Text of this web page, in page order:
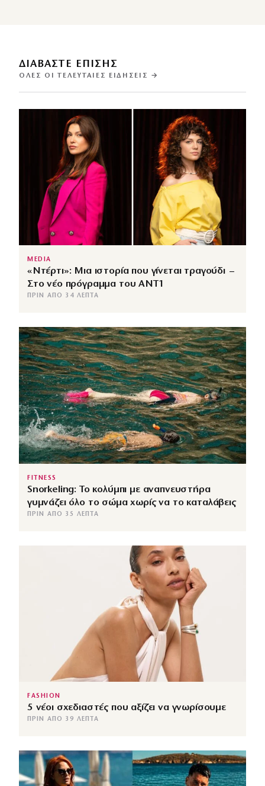
ΔΙΑΒΑΣΤΕ ΕΠΙΣΗΣ
ΌΛΕΣ ΟΙ ΤΕΛΕΥΤΑΊΕΣ ΕΙΔΉΣΕΙΣ →
MEDIA
«Ντέρτι»: Μια ιστορία που γίνεται τραγούδι –
Στο νέο πρόγραμμα του ΑΝΤ1
ΠΡΙΝ ΑΠΌ 34 ΛΕΠΤΆ
FITNESS
Snorkeling: Το κολύμπι με αναπνευστήρα
γυμνάζει όλο το σώμα χωρίς να το καταλάβεις
ΠΡΙΝ ΑΠΌ 35 ΛΕΠΤΆ
FASHION
5 νέοι σχεδιαστές που αξίζει να γνωρίσουμε
ΠΡΙΝ ΑΠΌ 39 ΛΕΠΤΆ